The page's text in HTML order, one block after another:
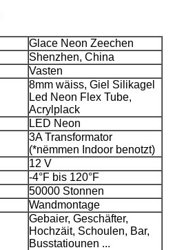
Glace Neon Zeechen
Shenzhen, China
Vasten
8mm wäiss, Giel Silikagel
Led Neon Flex Tube,
Acrylplack
LED Neon
3A Transformator
(*nëmmen Indoor benotzt)
12 V
-4°F bis 120°F
50000 Stonnen
Wandmontage
Gebaier, Geschäfter,
Hochzäit, Schoulen, Bar,
Busstatiounen ...